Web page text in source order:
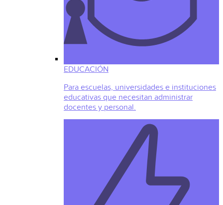
EDUCACIÓN
Para escuelas, universidades e instituciones
educativas que necesitan administrar
docentes y personal.